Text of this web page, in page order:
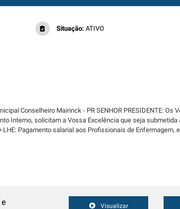
Situação: ATIVO
Conselheiro Mairinck - PR SENHOR PRESIDENTE:
Interno, solicitam a Vossa Excelência que seja
Pagamento salarial aos Profissionais de Enfermagem,
Visualizar